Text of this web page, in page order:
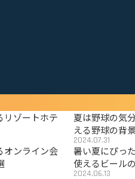
リゾートホテ
夏は野球の気
える野球の背
2024.07.31
オンライン会
暑い夏にぴっ
使えるビール
2024.06.13